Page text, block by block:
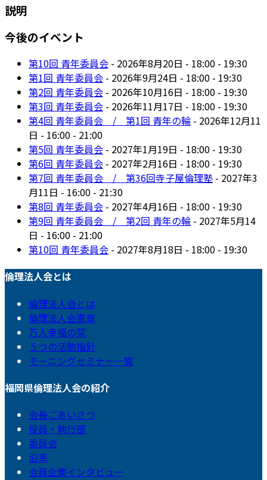
説明
今後のイベント
第10回 青年委員会 - 2026年8月20日 - 18:00 - 19:30
第1回 青年委員会 - 2026年9月24日 - 18:00 - 19:30
第2回 青年委員会 - 2026年10月16日 - 18:00 - 19:30
第3回 青年委員会 - 2026年11月17日 - 18:00 - 19:30
第4回 青年委員会 / 第1回 青年の輪 - 2026年12月11
日 - 16:00 - 21:00
第5回 青年委員会 - 2027年1月19日 - 18:00 - 19:30
第6回 青年委員会 - 2027年2月16日 - 18:00 - 19:30
第7回 青年委員会 / 第36回寺子屋倫理塾 - 2027年3
月11日 - 16:00 - 21:30
第8回 青年委員会 - 2027年4月16日 - 18:00 - 19:30
第9回 青年委員会 / 第2回 青年の輪 - 2027年5月14
日 - 16:00 - 21:00
第10回 青年委員会 - 2027年8月18日 - 18:00 - 19:30
倫理法人会とは
倫理法人会とは
倫理法人会憲章
万人幸福の栞
５つの活動指針
モーニングセミナー一覧
福岡県倫理法人会の紹介
会長ごあいさつ
役員・執行部
委員会
沿革
会員企業インタビュー